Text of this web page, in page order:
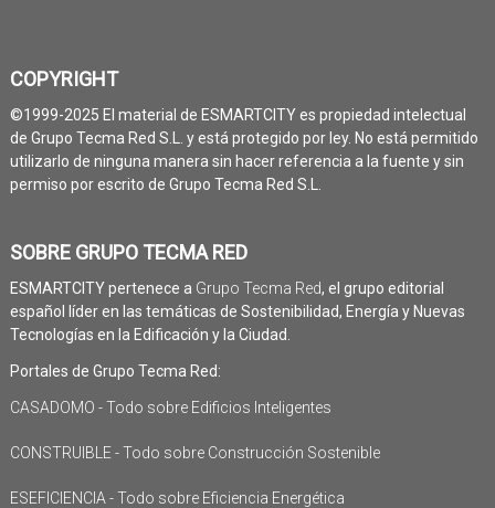
COPYRIGHT
©1999-2025 El material de ESMARTCITY es propiedad intelectual
de Grupo Tecma Red S.L. y está protegido por ley. No está permitido
utilizarlo de ninguna manera sin hacer referencia a la fuente y sin
permiso por escrito de Grupo Tecma Red S.L.
SOBRE GRUPO TECMA RED
ESMARTCITY pertenece a Grupo Tecma Red, el grupo editorial
español líder en las temáticas de Sostenibilidad, Energía y Nuevas
Tecnologías en la Edificación y la Ciudad.
Portales de Grupo Tecma Red:
CASADOMO - Todo sobre Edificios Inteligentes
CONSTRUIBLE - Todo sobre Construcción Sostenible
ESEFICIENCIA - Todo sobre Eficiencia Energética